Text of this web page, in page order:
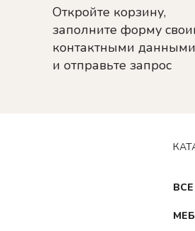
Откройте корзину,
заполните форму
контактными данными
и отправьте запрос